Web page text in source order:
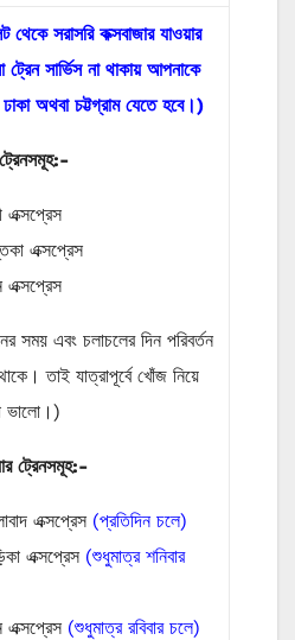
থেকে সরাসরি কক্সবাজার যাওয়ার
সার্ভিস না থাকায় আপনাকে
অথবা চট্টগ্রাম যেতে হবে।)
ট্রেনসমূহ:-
এক্সপ্রেস
এক্সপ্রেস
সময় এবং চলাচলের দিন পরিবর্তন
তাই যাত্রাপূর্বে খোঁজ নিয়ে
ভালো।)
ট্রেনসমূহ:-
এক্সপ্রেস (প্রতিদিন চলে)
এক্সপ্রেস (শুধুমাত্র শনিবার
(শুধুমাত্র রবিবার চলে)